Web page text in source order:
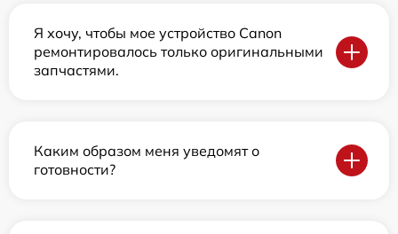
Я хочу, чтобы мое устройство Canon
ремонтировалось только оригинальными
запчастями.
Каким образом меня уведомят о
готовности?